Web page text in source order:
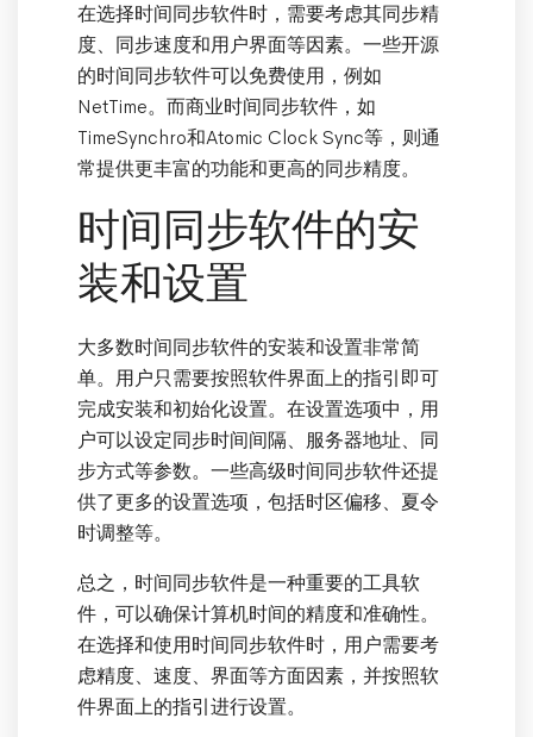
在选择时间同步软件时，需要考虑其同步精
度、同步速度和用户界面等因素。一些开源
的时间同步软件可以免费使用，例如
NetTime。而商业时间同步软件，如
TimeSynchro和Atomic Clock Sync等，则通
常提供更丰富的功能和更高的同步精度。
时间同步软件的安
装和设置
大多数时间同步软件的安装和设置非常简
单。用户只需要按照软件界面上的指引即可
完成安装和初始化设置。在设置选项中，用
户可以设定同步时间间隔、服务器地址、同
步方式等参数。一些高级时间同步软件还提
供了更多的设置选项，包括时区偏移、夏令
时调整等。
总之，时间同步软件是一种重要的工具软
件，可以确保计算机时间的精度和准确性。
在选择和使用时间同步软件时，用户需要考
虑精度、速度、界面等方面因素，并按照软
件界面上的指引进行设置。